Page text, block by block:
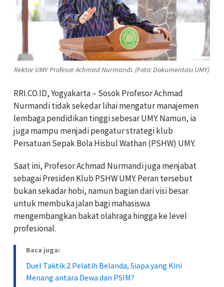
Rektor UMY Profesor Achmad Nurmandi. (Foto: Dokumentasi UMY)
RRI.CO.ID, Yogyakarta – Sosok Profesor Achmad
Nurmandi tidak sekedar lihai mengatur manajemen
lembaga pendidikan tinggi sebesar UMY. Namun, ia
juga mampu menjadi pengatur strategi klub
Persatuan Sepak Bola Hisbul Wathan (PSHW) UMY.
Saat ini, Profesor Achmad Nurmandi juga menjabat
sebagai Presiden Klub PSHW UMY. Peran tersebut
bukan sekadar hobi, namun bagian dari visi besar
untuk membuka jalan bagi mahasiswa
mengembangkan bakat olahraga hingga ke level
profesional.
Baca juga:
Duel Taktik 2 Pelatih Belanda, Siapa yang Kini
Menang antara Dewa dan PSIM?